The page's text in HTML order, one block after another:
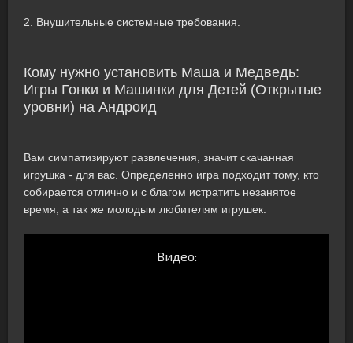
2. Внушительные системные требования.
Кому нужно установить Маша и Медведь:
Игры Гонки и Машинки для Детей (Открытые
уровни) на Андроид
Вам симпатизируют развлечения, значит скачанная
игрушка - для вас. Определенно игра подходит тому, кто
собирается отлично и с благом истратить незанятое
время, а так же молодым любителям игрушек.
Видео: